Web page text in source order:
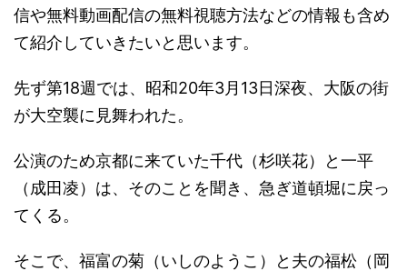
信や無料動画配信の無料視聴方法などの情報も含め
て紹介していきたいと思います。
先ず第18週では、昭和20年3月13日深夜、大阪の街
が大空襲に見舞われた。
公演のため京都に来ていた千代（杉咲花）と一平
（成田凌）は、そのことを聞き、急ぎ道頓堀に戻っ
てくる。
そこで、福富の菊（いしのようこ）と夫の福松（岡